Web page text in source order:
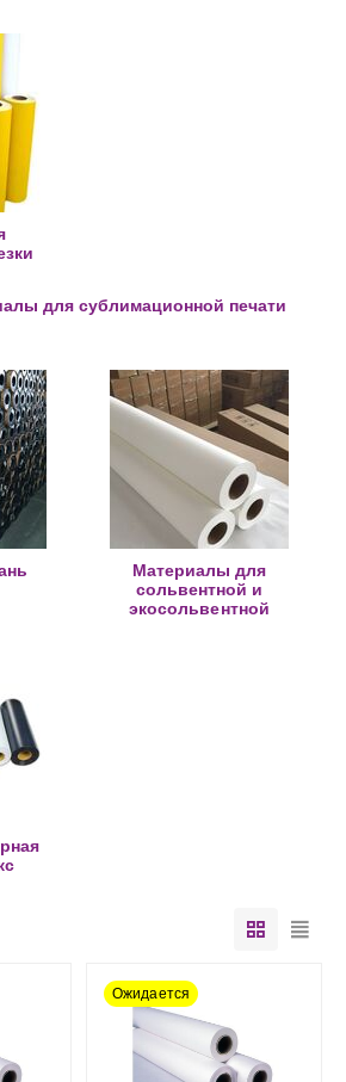
для сублимационной печати
Материалы для
сольвентной и
экосольвентной
Ожидается